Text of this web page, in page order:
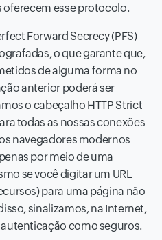
oferecem esse protocolo.
Forward Secrecy (PFS)
o que garante que,
de alguma forma no
anterior poderá ser
o cabeçalho HTTP Strict
todas as nossas conexões
navegadores modernos
por meio de uma
se você digitar um URL
para uma página não
sinalizamos, na Internet,
como seguros.